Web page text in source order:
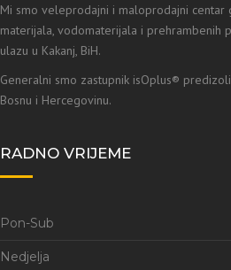
Mi smo veleprodajni i maloprodajni centar
materijala, vodomaterijala i prehrambenih
ulazu u Kakanj, BiH.
Generalni smo zastupnik isOplus®
Bosnu i Hercegovinu.
RADNO VRIJEME
Pon-Sub
Nedjelja